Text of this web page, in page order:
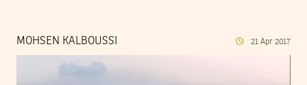
MOHSEN KALBOUSSI 21 Apr 2017